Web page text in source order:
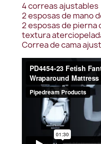
4 correas ajustables
2 esposas de mano
2 esposas de pierna
textura
Correa de cama